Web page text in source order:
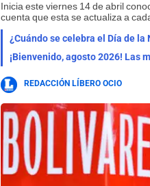
Inicia este viernes 14 de abril
cuenta que esta se actualiza a
¿Cuándo se celebra el Día de
REDACCIÓN LÍBERO OCIO